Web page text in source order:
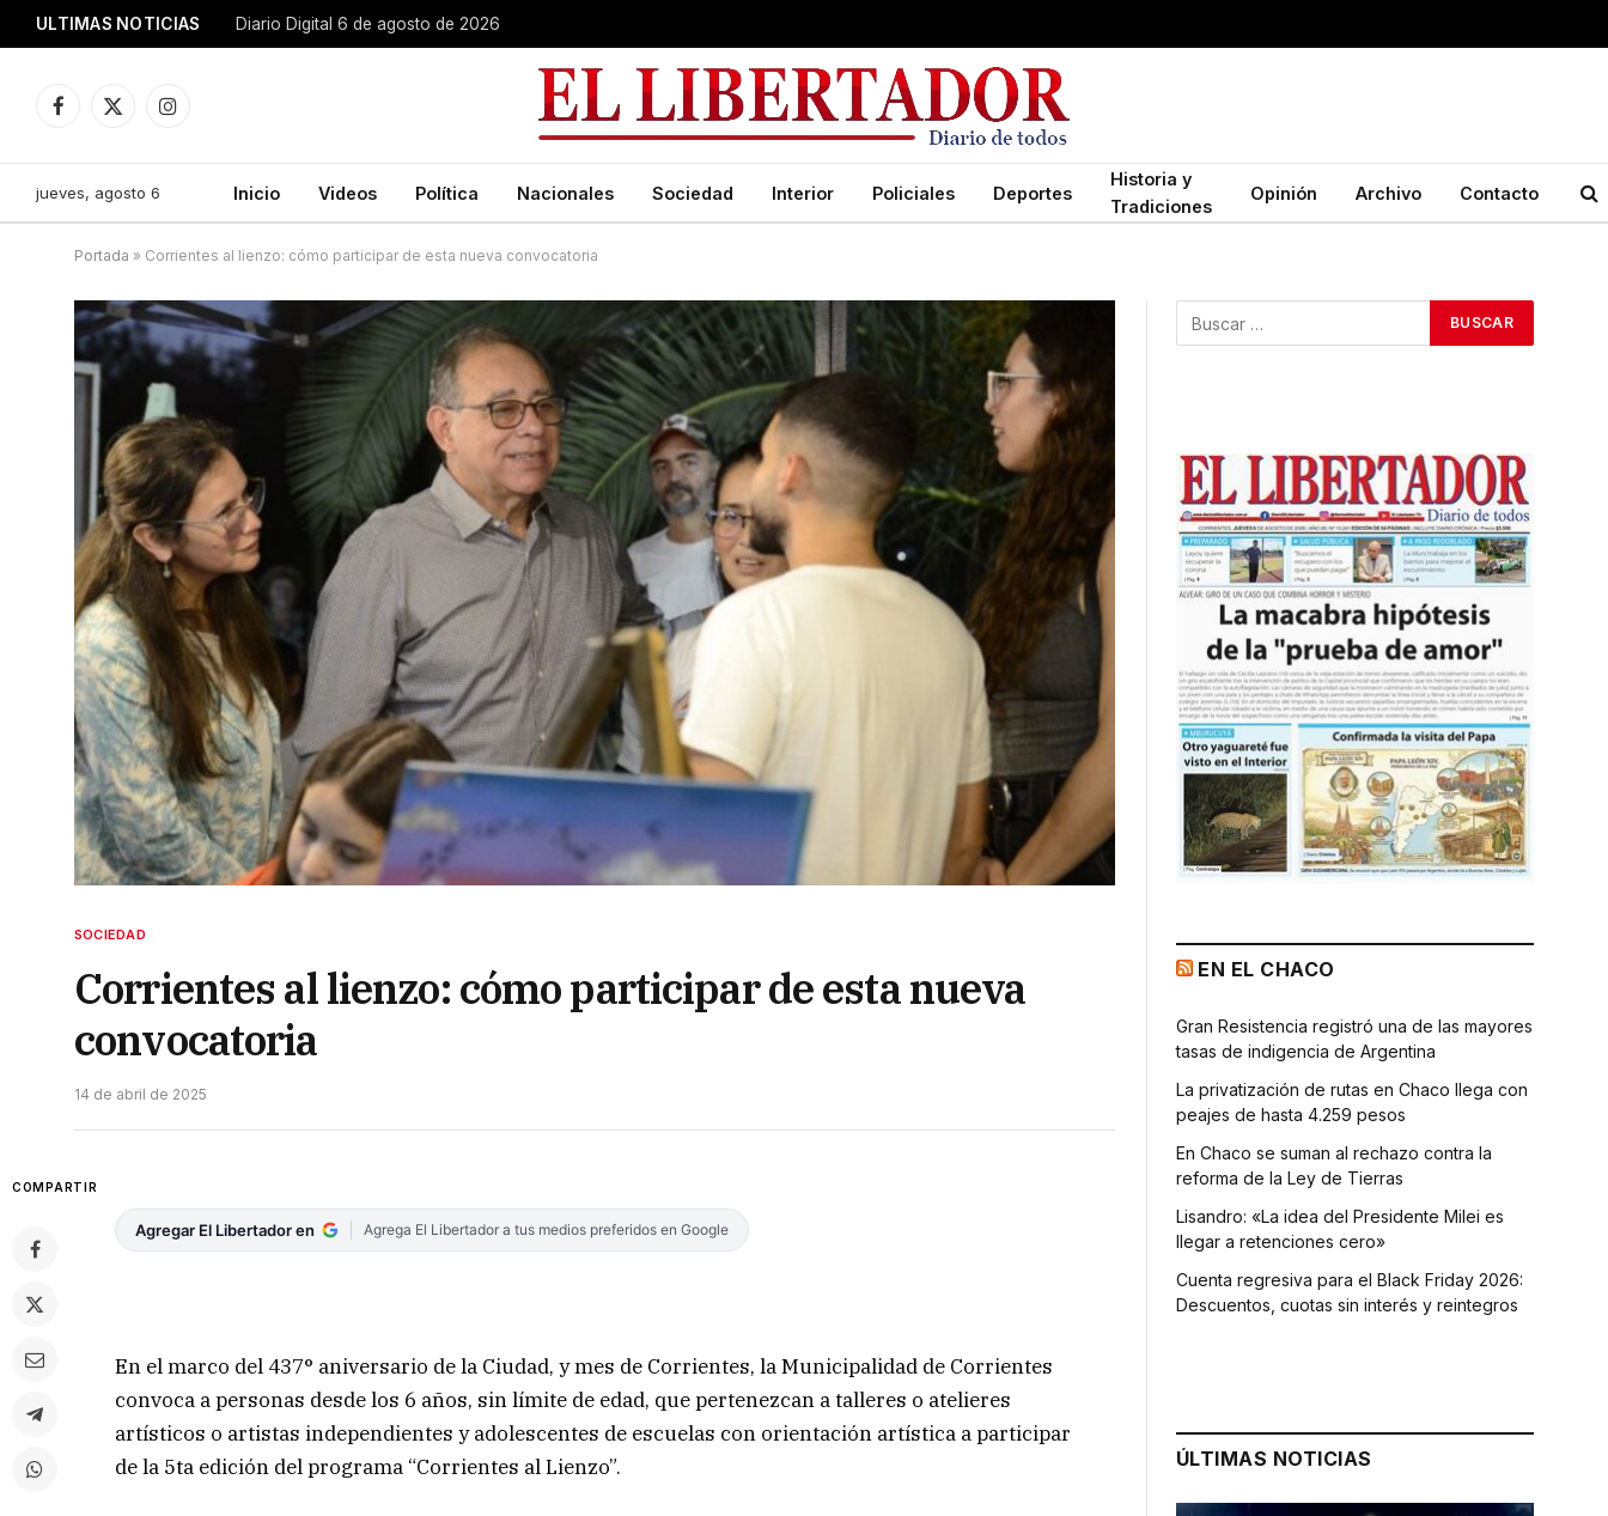
ULTIMAS NOTICIAS Diario Digital 6 de agosto de 2026
Facebook
X
Instagram
jueves, agosto 6 Inicio Videos Política Nacionales Sociedad Interior Policiales Deportes
Historia y
Tradiciones
Opinión Archivo Contacto
Portada » Corrientes al lienzo: cómo participar de esta nueva convocatoria
SOCIEDAD
Corrientes al lienzo: cómo participar de esta nueva
convocatoria
14 de abril de 2025
COMPARTIR
Agregar El Libertador en Agrega El Libertador a tus medios preferidos en Google
En el marco del 437° aniversario de la Ciudad, y mes de Corrientes, la Municipalidad de Corrientes
convoca a personas desde los 6 años, sin límite de edad, que pertenezcan a talleres o atelieres
artísticos o artistas independientes y adolescentes de escuelas con orientación artística a participar
de la 5ta edición del programa “Corrientes al Lienzo”.
EN EL CHACO
Gran Resistencia registró una de las mayores
tasas de indigencia de Argentina
La privatización de rutas en Chaco llega con
peajes de hasta 4.259 pesos
En Chaco se suman al rechazo contra la
reforma de la Ley de Tierras
Lisandro: «La idea del Presidente Milei es
llegar a retenciones cero»
Cuenta regresiva para el Black Friday 2026:
Descuentos, cuotas sin interés y reintegros
ÚLTIMAS NOTICIAS